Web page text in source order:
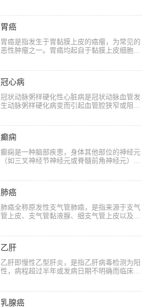
气...
胃癌
胃癌是指发生于胃黏膜上皮的癌瘤，为常见的
恶性肿瘤之一。胃癌均起自于黏膜上皮细胞，
冠心病
冠状动脉粥样硬化性心脏病是冠状动脉血管发
生动脉粥样硬化病变而引起血管腔狭窄或阻
围...
癫痫
癫痫是一种脑部疾患，身体其他部位的神经元
（如三叉神经节神经元或脊髓前角神经元）异
出...
肺癌
肺癌全称原发性支气管肺癌，是指来源于支气
管上皮、支气管黏液腺、细支气管上皮以及肺
乙肝
乙肝即慢性乙型肝炎，是指乙肝病毒检测为阳
性，病程超过半年或发病日期不明确而临床有
地...
乳腺癌